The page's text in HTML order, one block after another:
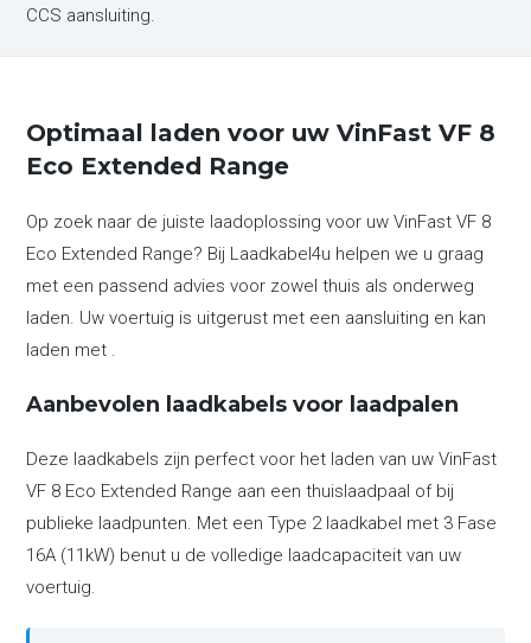
CCS aansluiting.
Optimaal laden voor uw VinFast VF 8
Eco Extended Range
Op zoek naar de juiste laadoplossing voor uw VinFast VF 8
Eco Extended Range? Bij Laadkabel4u helpen we u graag
met een passend advies voor zowel thuis als onderweg
laden. Uw voertuig is uitgerust met een aansluiting en kan
laden met .
Aanbevolen laadkabels voor laadpalen
Deze laadkabels zijn perfect voor het laden van uw VinFast
VF 8 Eco Extended Range aan een thuislaadpaal of bij
publieke laadpunten. Met een Type 2 laadkabel met 3 Fase
16A (11kW) benut u de volledige laadcapaciteit van uw
voertuig.